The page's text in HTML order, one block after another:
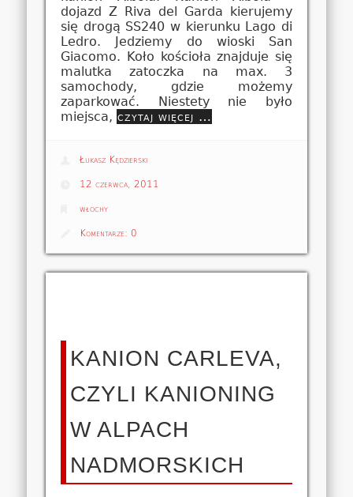
dojazd Z Riva del Garda kierujemy
się drogą SS240 w kierunku Lago di
Ledro. Jedziemy do wioski San
Giacomo. Koło kościoła znajduje się
malutka zatoczka na max. 3
samochody, gdzie możemy
zaparkować. Niestety nie było
miejsca, czytaj więcej …
Łukasz Kędzierski
12 czerwca, 2011
włochy
Komentarze: 0
KANION CARLEVA,
CZYLI KANIONING
W ALPACH
NADMORSKICH